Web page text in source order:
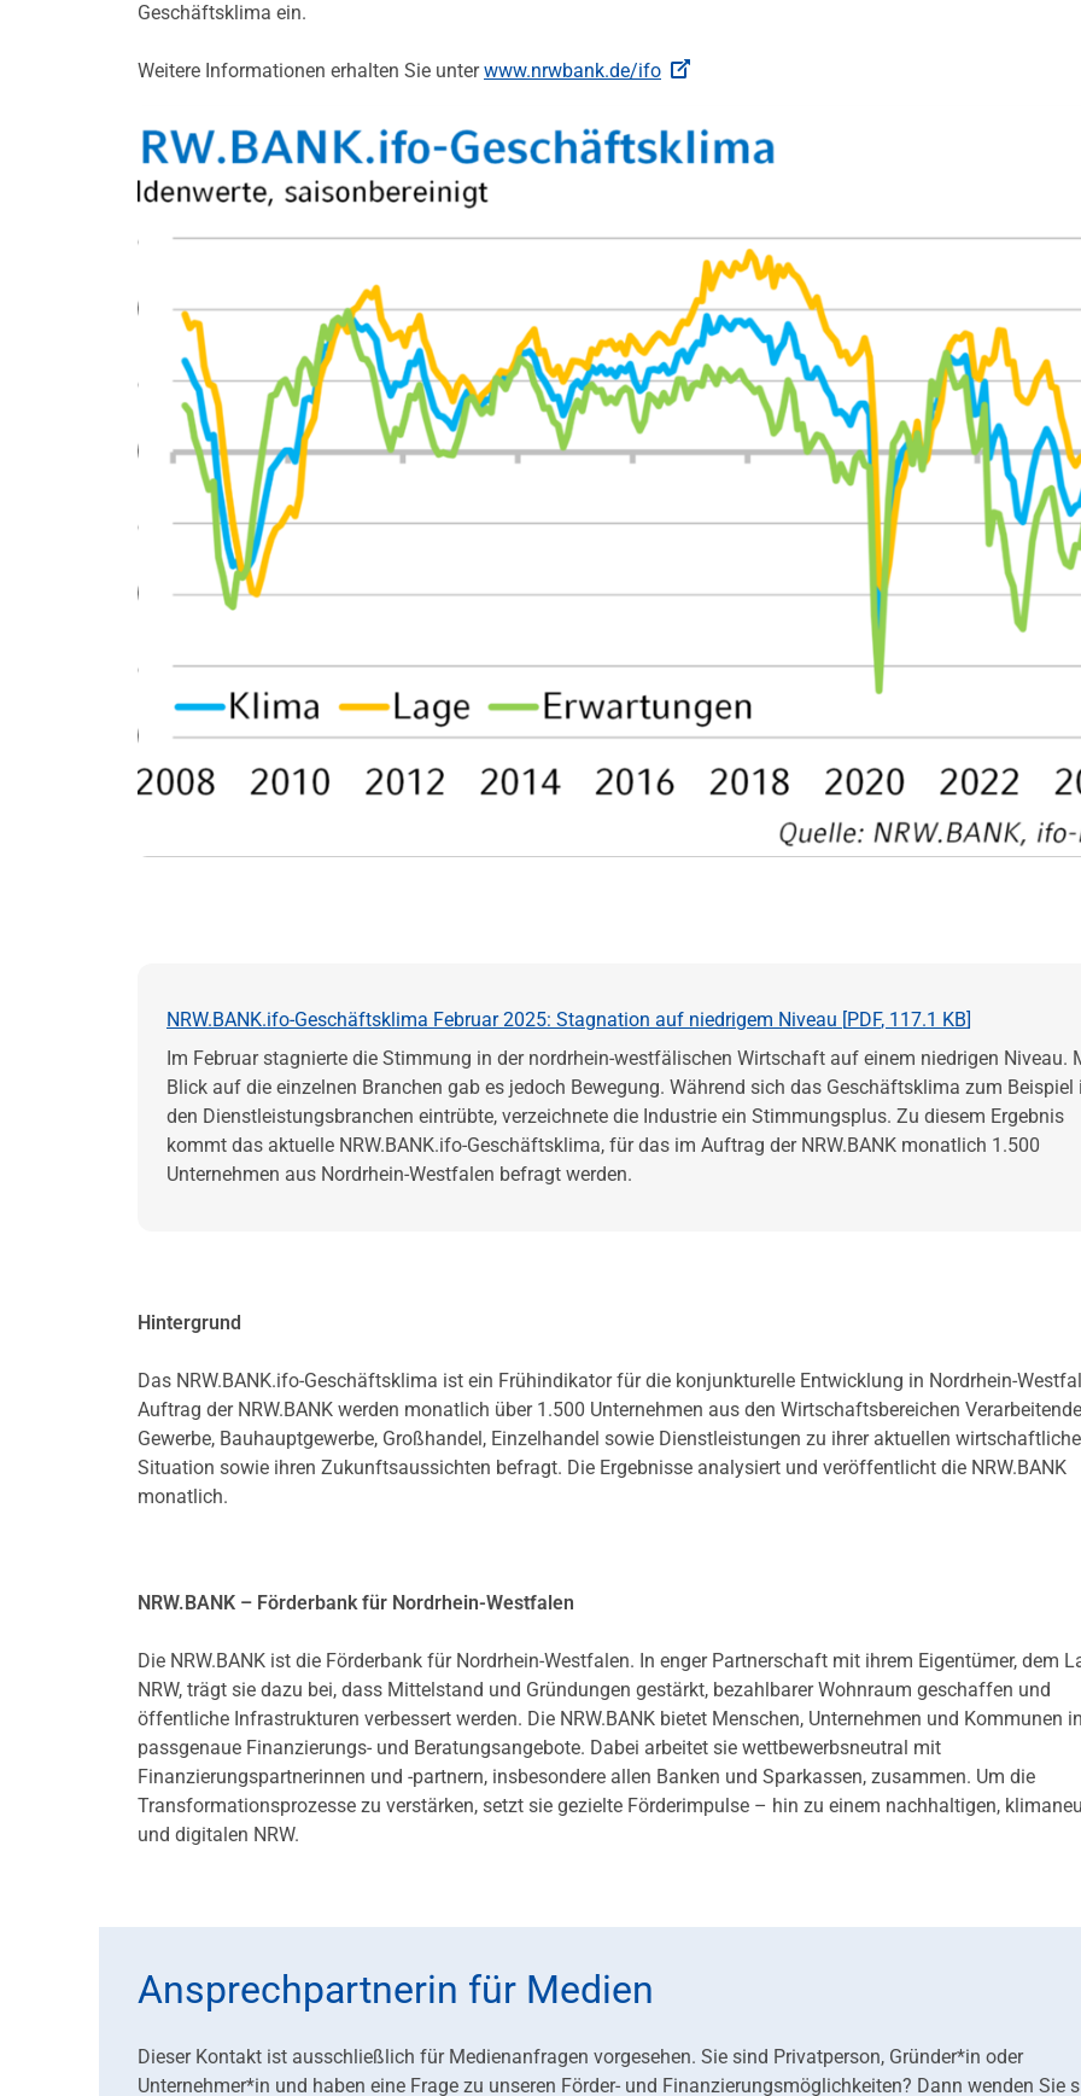
Geschäftsklima ein.
Weitere Informationen erhalten Sie unterwww.nrwbank.de/ifo
NRW.BANK.ifo-Geschäftsklima Februar 2025: Stagnation auf niedrigem Niveau [PDF, 117.1 KB]
Im Februar stagnierte die Stimmung in der nordrhein-westfälischen Wirtschaft auf einem niedrigen Niveau.
Blick auf die einzelnen Branchen gab es jedoch Bewegung. Während sich das Geschäftsklima zum Beispiel
den Dienstleistungsbranchen eintrübte, verzeichnete die Industrie ein Stimmungsplus. Zu diesem Ergebnis
kommt das aktuelle NRW.BANK.ifo-Geschäftsklima, für das im Auftrag der NRW.BANK monatlich 1.500
Unternehmen aus Nordrhein-Westfalen befragt werden.
Hintergrund
Das NRW.BANK.ifo-Geschäftsklima ist ein Frühindikator für die konjunkturelle Entwicklung in Nordrhein-
Auftrag der NRW.BANK werden monatlich über 1.500 Unternehmen aus den Wirtschaftsbereichen
Gewerbe, Bauhauptgewerbe, Großhandel, Einzelhandel sowie Dienstleistungen zu ihrer aktuellen
Situation sowie ihren Zukunftsaussichten befragt. Die Ergebnisse analysiert und veröffentlicht die NRW.BANK
monatlich.
NRW.BANK – Förderbank für Nordrhein-Westfalen
Die NRW.BANK ist die Förderbank für Nordrhein-Westfalen. In enger Partnerschaft mit ihrem Eigentümer, dem
NRW, trägt sie dazu bei, dass Mittelstand und Gründungen gestärkt, bezahlbarer Wohnraum geschaffen und
öffentliche Infrastrukturen verbessert werden. Die NRW.BANK bietet Menschen, Unternehmen und Kommunen
passgenaue Finanzierungs- und Beratungsangebote. Dabei arbeitet sie wettbewerbsneutral mit
Finanzierungspartnerinnen und -partnern, insbesondere allen Banken und Sparkassen, zusammen. Um die
Transformationsprozesse zu verstärken, setzt sie gezielte Förderimpulse – hin zu einem nachhaltigen,
und digitalen NRW.
Ansprechpartnerin für Medien
Dieser Kontakt ist ausschließlich für Medienanfragen vorgesehen. Sie sind Privatperson, Gründer*in oder
Unternehmer*in und haben eine Frage zu unseren Förder- und Finanzierungsmöglichkeiten? Dann wenden Sie